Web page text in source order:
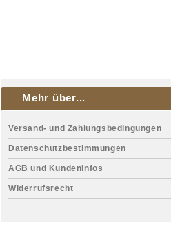
Mehr über...
Versand- und Zahlungsbedingungen
Datenschutzbestimmungen
AGB und Kundeninfos
Widerrufsrecht